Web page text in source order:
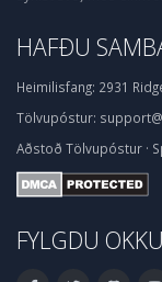
HAFÐU
Heimilisfang: 2931
Tölvupóstur:
Aðstoð Tölvupóstur ·
FYLGDU